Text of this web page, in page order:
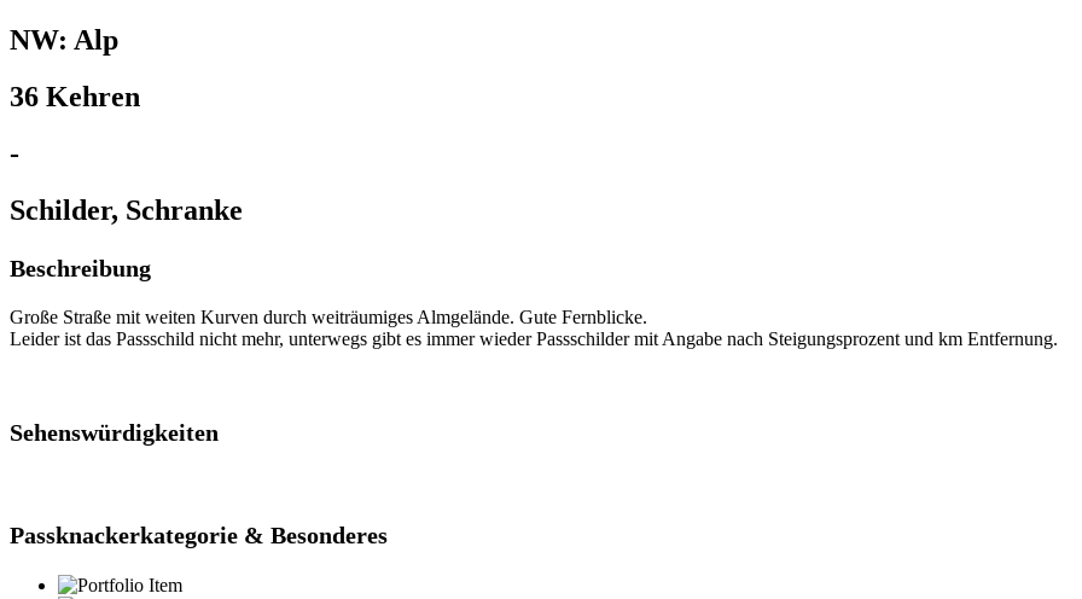
NW: Alp
36 Kehren
-
Schilder, Schranke
Beschreibung
Große Straße mit weiten Kurven durch weiträumiges Almgelände. Gute Fernblicke.
Leider ist das Passschild nicht mehr, unterwegs gibt es immer wieder Passschilder mit Angabe nach Steigungsprozent und km Entfernung.
Sehenswürdigkeiten
Passknackerkategorie & Besonderes